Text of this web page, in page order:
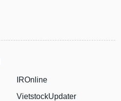
IROnline
VietstockUpdater